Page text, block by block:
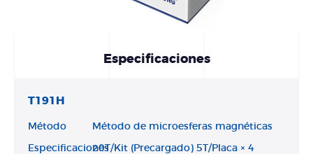
Especificaciones
T191H
Método Método de microesferas magnéticas
Especificaciones20T/Kit (Precargado) 5T/Placa × 4